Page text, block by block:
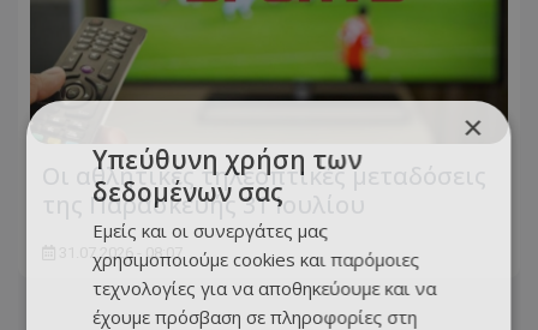
Οι αθλητικές τηλεοπτικές μεταδόσεις
της Παρασκευής 31 Ιουλίου
31.07.2026 - 08:07
×
Υπεύθυνη χρήση των
δεδομένων σας
Εμείς και οι συνεργάτες μας
χρησιμοποιούμε cookies και παρόμοιες
τεχνολογίες για να αποθηκεύουμε και να
έχουμε πρόσβαση σε πληροφορίες στη